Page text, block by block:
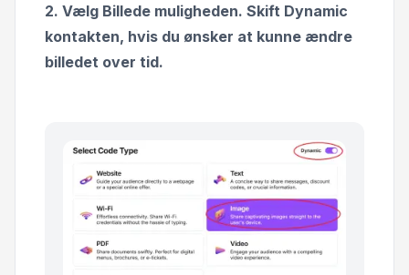
2. Vælg Billede muligheden. Skift Dynamic
kontakten, hvis du ønsker at kunne ændre
billedet over tid.